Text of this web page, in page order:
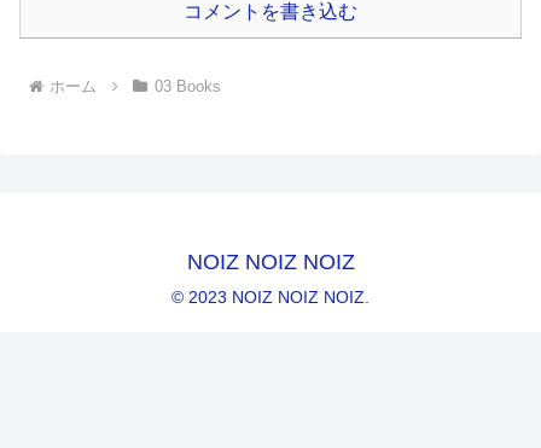
コメントを書き込む
ホーム 03 Books
NOIZ NOIZ NOIZ
© 2023 NOIZ NOIZ NOIZ.